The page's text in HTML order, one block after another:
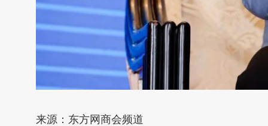
来源：东方网商会频道